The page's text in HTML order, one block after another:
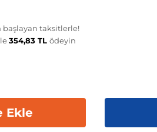
başlayan taksitlerle!
354,83 TL ödeyin
Ekle